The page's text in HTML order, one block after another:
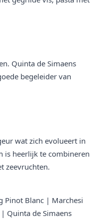
Quinta de Simaens
begeleider van
wat zich evolueert in
is heerlijk te combineren
zeevruchten.
Pinot Blanc | Marchesi
| Quinta de Simaens